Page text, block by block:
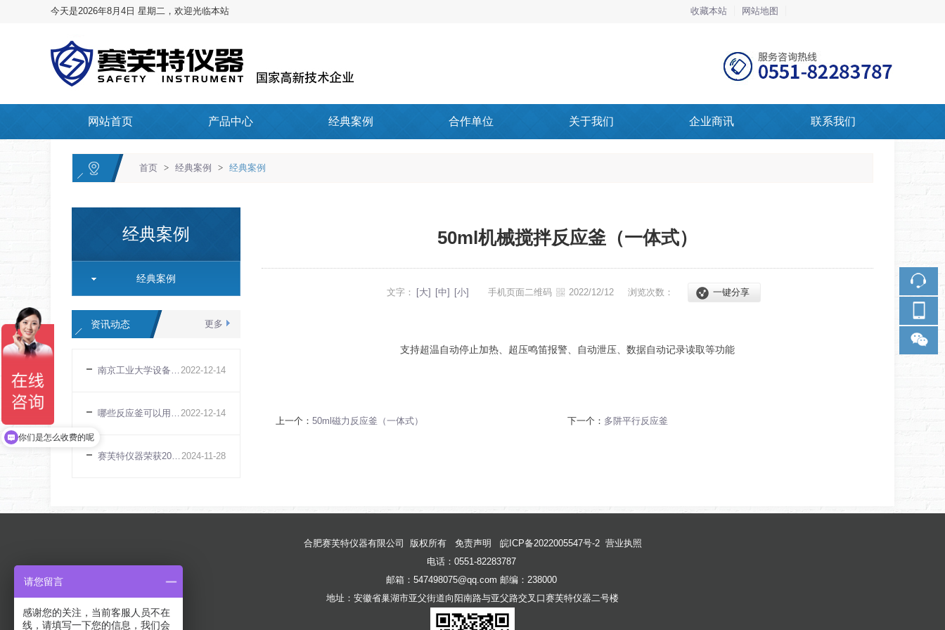
今天是2026年8月4日 星期二，欢迎光临本站 收藏本站 网站地图
网站首页 产品中心 经典案例 合作单位 关于我们 企业商讯 联系我们
首页 > 经典案例 > 经典案例
经典案例
经典案例
更多
资讯动态
2022-12-14
南京工业大学设备安装调试（50ml磁力反应釜）（江苏南京）
2022-12-14
哪些反应釜可以用做实验室反应釜
2024-11-28
赛芙特仪器荣获2024年度国家级高新技术企业
50ml机械搅拌反应釜（一体式）
文字： [大] [中] [小] 手机页面二维码 2022/12/12 浏览次数： 一键分享
支持超温自动停止加热、 超压鸣笛报警、 自动泄压、 数据自动记录读取等功能
上一个： 50ml磁力反应釜（一体式） 下一个： 多阱平行反应釜
合肥赛芙特仪器有限公司 版权所有 免责声明 皖ICP备2022005547号-2 营业执照
电话：0551-82283787
邮箱：547498075@qq.com 邮编：238000
地址：安徽省巢湖市亚父街道向阳南路与亚父路交叉口赛芙特仪器二号楼
你们是怎么收费的呢
请您留言
感谢您的关注，当前客服人员不在
线，请填写一下您的信息，我们会